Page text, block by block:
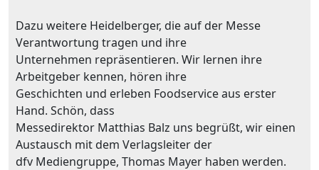
Dazu weitere Heidelberger, die auf der Messe
Verantwortung tragen und ihre
Unternehmen repräsentieren. Wir lernen ihre
Arbeitgeber kennen, hören ihre
Geschichten und erleben Foodservice aus erster
Hand. Schön, dass
Messedirektor Matthias Balz uns begrüßt, wir einen
Austausch mit dem Verlagsleiter der
dfv Mediengruppe, Thomas Mayer haben werden.